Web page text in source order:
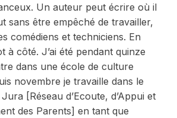
Un auteur peut écrire où il
sans être empêché de travailler,
comédiens et techniciens. En
à côté. J’ai été pendant quinze
dans une école de culture
novembre je travaille dans le
[Réseau d’Ecoute, d’Appui et
des Parents] en tant que